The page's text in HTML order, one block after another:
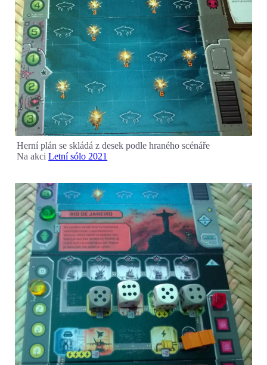
Herní plán se skládá z desek podle hraného scénáře
Na akciLetní sólo 2021